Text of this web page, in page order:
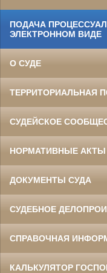
ПОДАЧА
ЭЛЕКТРОННОМ ВИДЕ
О СУДЕ
ТЕРРИТОРИАЛЬНАЯ
СУДЕЙСКОЕ
НОРМАТИВНЫЕ АКТЫ
ДОКУМЕНТЫ СУДА
СУДЕБНОЕ
СПРАВОЧНАЯ
КАЛЬКУЛЯТОР